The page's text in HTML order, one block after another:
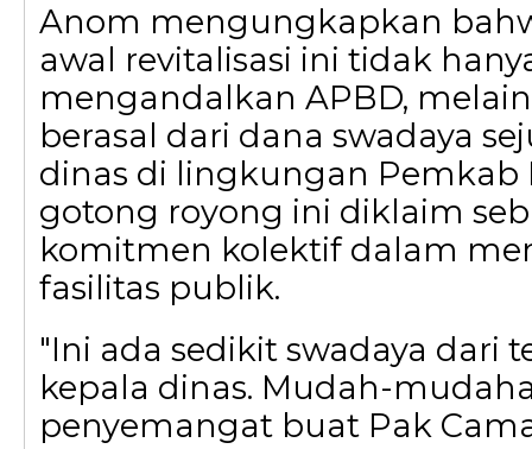
Anom mengungkapkan
awal revitalisasi ini tidak
mengandalkan APBD,
berasal dari dana swadaya
dinas di lingkungan Pemkab
gotong royong ini diklaim
komitmen kolektif dalam
fasilitas publik.
"Ini ada sedikit swadaya dari
kepala dinas. Mudah-
penyemangat buat Pak